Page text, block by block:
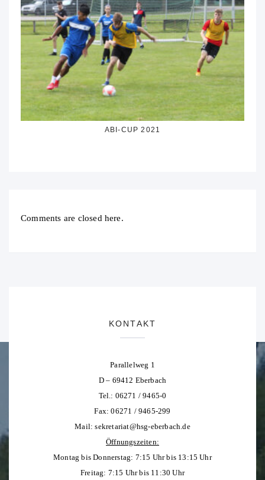
ABI-CUP 2021
Comments are closed here.
KONTAKT
Parallelweg 1
D – 69412 Eberbach
Tel.: 06271 / 9465-0
Fax: 06271 / 9465-299
Mail:sekretariat@hsg-eberbach.de
Öffnungszeiten:
Montag bis Donnerstag: 7:15 Uhr bis 13:15 Uhr
Freitag: 7:15 Uhr bis 11:30 Uhr